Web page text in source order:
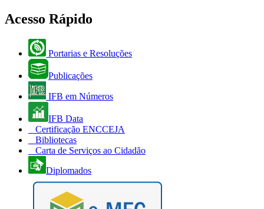
Acesso Rápido
Portarias e Resoluções
Publicações
IFB em Números
IFB Data
Certificação ENCCEJA
Bibliotecas
Carta de Serviços ao Cidadão
Diplomados